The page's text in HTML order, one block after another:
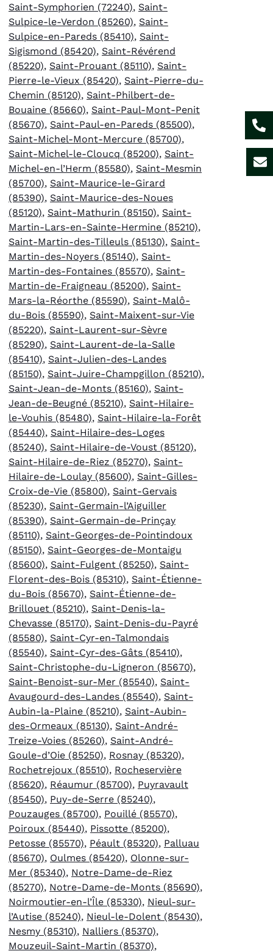
Saint-Symphorien (72240), Saint-
Sulpice-le-Verdon (85260), Saint-
Sulpice-en-Pareds (85410), Saint-
Sigismond (85420), Saint-Révérend
(85220), Saint-Prouant (85110), Saint-
Pierre-le-Vieux (85420), Saint-Pierre-du-
Chemin (85120), Saint-Philbert-de-
Bouaine (85660), Saint-Paul-Mont-Penit
(85670), Saint-Paul-en-Pareds (85500),
Saint-Michel-Mont-Mercure (85700),
Saint-Michel-le-Cloucq (85200), Saint-
Michel-en-l’Herm (85580), Saint-Mesmin
(85700), Saint-Maurice-le-Girard
(85390), Saint-Maurice-des-Noues
(85120), Saint-Mathurin (85150), Saint-
Martin-Lars-en-Sainte-Hermine (85210),
Saint-Martin-des-Tilleuls (85130), Saint-
Martin-des-Noyers (85140), Saint-
Martin-des-Fontaines (85570), Saint-
Martin-de-Fraigneau (85200), Saint-
Mars-la-Réorthe (85590), Saint-Malô-
du-Bois (85590), Saint-Maixent-sur-Vie
(85220), Saint-Laurent-sur-Sèvre
(85290), Saint-Laurent-de-la-Salle
(85410), Saint-Julien-des-Landes
(85150), Saint-Juire-Champgillon (85210),
Saint-Jean-de-Monts (85160), Saint-
Jean-de-Beugné (85210), Saint-Hilaire-
le-Vouhis (85480), Saint-Hilaire-la-Forêt
(85440), Saint-Hilaire-des-Loges
(85240), Saint-Hilaire-de-Voust (85120),
Saint-Hilaire-de-Riez (85270), Saint-
Hilaire-de-Loulay (85600), Saint-Gilles-
Croix-de-Vie (85800), Saint-Gervais
(85230), Saint-Germain-l’Aiguiller
(85390), Saint-Germain-de-Prinçay
(85110), Saint-Georges-de-Pointindoux
(85150), Saint-Georges-de-Montaigu
(85600), Saint-Fulgent (85250), Saint-
Florent-des-Bois (85310), Saint-Étienne-
du-Bois (85670), Saint-Étienne-de-
Brillouet (85210), Saint-Denis-la-
Chevasse (85170), Saint-Denis-du-Payré
(85580), Saint-Cyr-en-Talmondais
(85540), Saint-Cyr-des-Gâts (85410),
Saint-Christophe-du-Ligneron (85670),
Saint-Benoist-sur-Mer (85540), Saint-
Avaugourd-des-Landes (85540), Saint-
Aubin-la-Plaine (85210), Saint-Aubin-
des-Ormeaux (85130), Saint-André-
Treize-Voies (85260), Saint-André-
Goule-d’Oie (85250), Rosnay (85320),
Rochetrejoux (85510), Rocheservière
(85620), Réaumur (85700), Puyravault
(85450), Puy-de-Serre (85240),
Pouzauges (85700), Pouillé (85570),
Poiroux (85440), Pissotte (85200),
Petosse (85570), Péault (85320), Palluau
(85670), Oulmes (85420), Olonne-sur-
Mer (85340), Notre-Dame-de-Riez
(85270), Notre-Dame-de-Monts (85690),
Noirmoutier-en-l’Île (85330), Nieul-sur-
l’Autise (85240), Nieul-le-Dolent (85430),
Nesmy (85310), Nalliers (85370),
Mouzeuil-Saint-Martin (85370),